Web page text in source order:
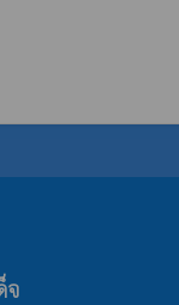
จ